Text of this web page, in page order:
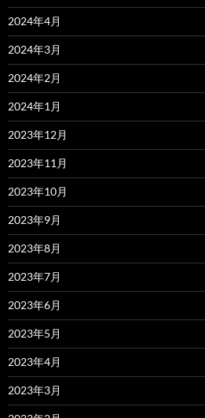
2024年4月
2024年3月
2024年2月
2024年1月
2023年12月
2023年11月
2023年10月
2023年9月
2023年8月
2023年7月
2023年6月
2023年5月
2023年4月
2023年3月